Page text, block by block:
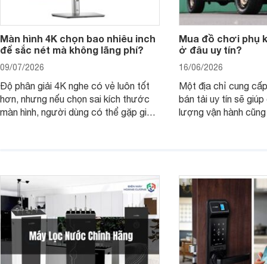
Màn hình 4K chọn bao nhiêu inch
để sắc nét mà không lãng phí?
09/07/2026
Độ phân giải 4K nghe có vẻ luôn tốt
hơn, nhưng nếu chọn sai kích thước
màn hình, người dùng có thể gặp giao
Mua đồ chơi phụ
ở đâu uy tín?
16/06/2026
Một địa chỉ cung
bán tải uy tín sẽ
lượng vận hành